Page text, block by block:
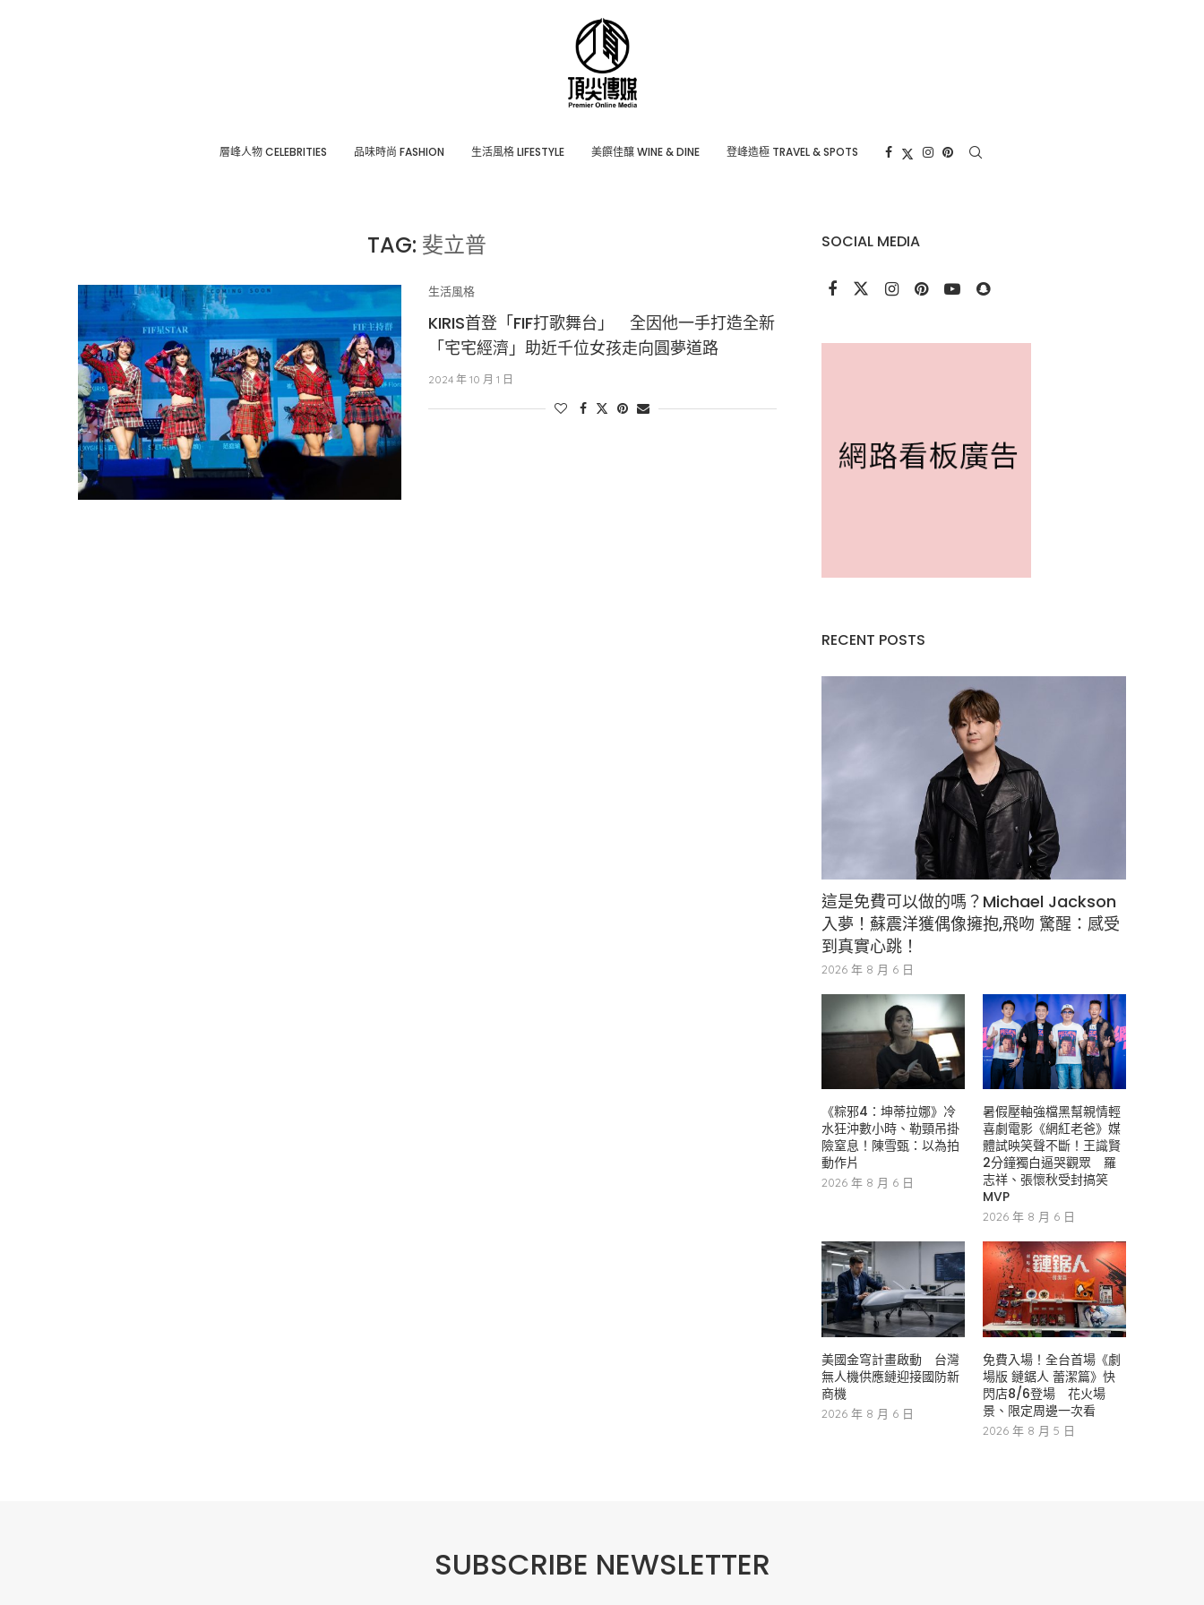
層峰⼈物 CELEBRITIES 品味時尚 FASHION ⽣活風格 LIFESTYLE 美饌佳釀 WINE & DINE 登峰造極 TRAVEL & SPOTS
TAG: 斐立普
生活風格
KIRIS首登「FIF打歌舞台」 全因他一手打造全新
「宅宅經濟」助近千位女孩走向圓夢道路
2024 年 10 月 1 日
SOCIAL MEDIA
RECENT POSTS
這是免費可以做的嗎？Michael Jackson
入夢！蘇震洋獲偶像擁抱,飛吻 驚醒：感受
到真實心跳！
2026 年 8 月 6 日
《粽邪4：坤蒂拉娜》冷
水狂沖數小時、勒頸吊掛
險窒息！陳雪甄：以為拍
動作片
2026 年 8 月 6 日
暑假壓軸強檔黑幫親情輕
喜劇電影《網紅老爸》媒
體試映笑聲不斷！王識賢
2分鐘獨白逼哭觀眾 羅
志祥、張懷秋受封搞笑
MVP
2026 年 8 月 6 日
美國金穹計畫啟動 台灣
無人機供應鏈迎接國防新
商機
2026 年 8 月 6 日
免費入場！全台首場《劇
場版 鏈鋸人 蕾潔篇》快
閃店8/6登場 花火場
景、限定周邊一次看
2026 年 8 月 5 日
SUBSCRIBE NEWSLETTER